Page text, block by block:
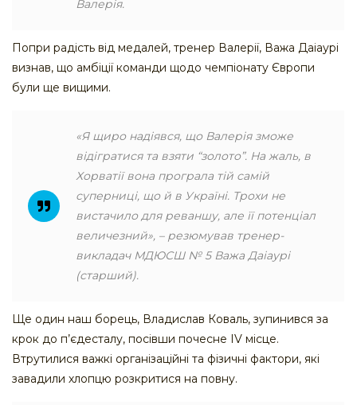
Валерія.
Попри радість від медалей, тренер Валерії, Важа Даіаурі
визнав, що амбіції команди щодо чемпіонату Європи
були ще вищими.
«Я щиро надіявся, що Валерія зможе
відігратися та взяти “золото”. На жаль, в
Хорватії вона програла тій самій
суперниці, що й в Україні. Трохи не
вистачило для реваншу, але її потенціал
величезний», – резюмував тренер-
викладач МДЮСШ № 5 Важа Даіаурі
(старший).
Ще один наш борець, Владислав Коваль, зупинився за
крок до п’єдесталу, посівши почесне IV місце.
Втрутилися важкі організаційні та фізичні фактори, які
завадили хлопцю розкритися на повну.